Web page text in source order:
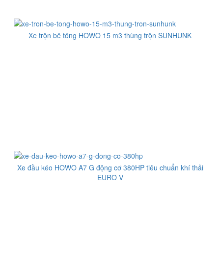
Xe trộn bê tông HOWO 15 m3 thùng trộn SUNHUNK
Xe đầu kéo HOWO A7 G động cơ 380HP tiêu chuẩn khí thải
EURO V